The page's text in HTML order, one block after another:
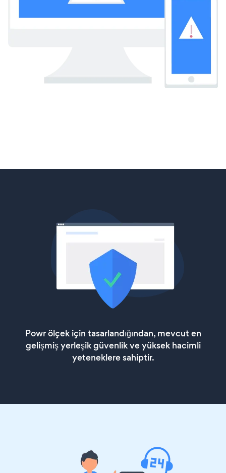
Powr ölçek için tasarlandığından, mevcut en
gelişmiş yerleşik güvenlik ve yüksek hacimli
yeteneklere sahiptir.